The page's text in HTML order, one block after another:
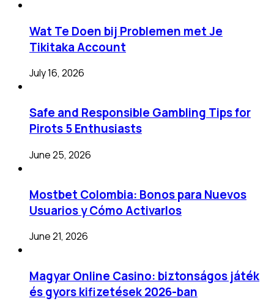
Wat Te Doen bij Problemen met Je
Tikitaka Account
July 16, 2026
Safe and Responsible Gambling Tips for
Pirots 5 Enthusiasts
June 25, 2026
Mostbet Colombia: Bonos para Nuevos
Usuarios y Cómo Activarlos
June 21, 2026
Magyar Online Casino: biztonságos játék
és gyors kifizetések 2026-ban